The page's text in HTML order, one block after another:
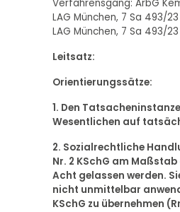
Verfahrensgang: ArbG
LAG München, 7 Sa 493/
LAG München, 7 Sa 493/
Leitsatz:
Orientierungssätze:
1. Den
Wesentlichen auf
2. Sozialrechtliche
Nr. 2 KSchG am
Acht gelassen werden.
nicht unmittelbar
KSchG zu übernehmen